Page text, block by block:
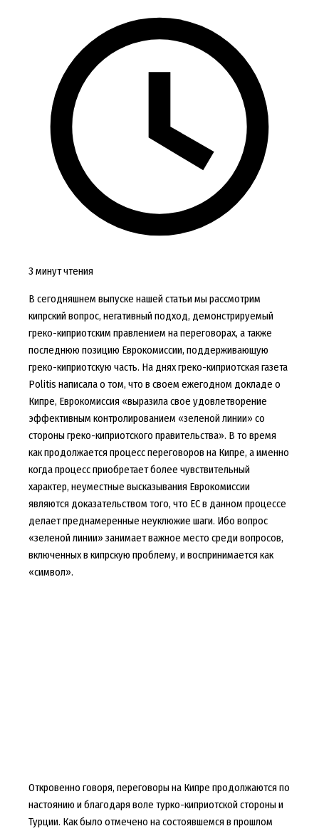
3 минут чтения
В сегодняшнем выпуске нашей статьи мы рассмотрим
кипрский вопрос, негативный подход, демонстрируемый
греко-киприотским правлением на переговорах, а также
последнюю позицию Еврокомиссии, поддерживающую
греко-киприотскую часть. На днях греко-киприотская газета
Politis написала о том, что в своем ежегодном докладе о
Кипре, Еврокомиссия «выразила свое удовлетворение
эффективным контролированием «зеленой линии» со
стороны греко-киприотского правительства». В то время
как продолжается процесс переговоров на Кипре, а именно
когда процесс приобретает более чувствительный
характер, неуместные высказывания Еврокомиссии
являются доказательством того, что ЕС в данном процессе
делает преднамеренные неуклюжие шаги. Ибо вопрос
«зеленой линии» занимает важное место среди вопросов,
включенных в кипрскую проблему, и воспринимается как
«символ».
Откровенно говоря, переговоры на Кипре продолжаются по
настоянию и благодаря воле турко-киприотской стороны и
Турции. Как было отмечено на состоявшемся в прошлом